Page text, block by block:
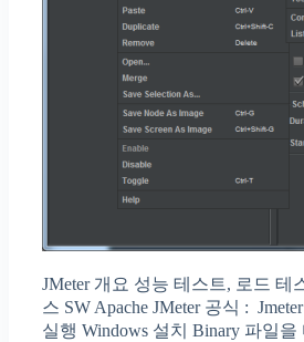
JMeter 개요 성능 테스트, 로드 테
스 SW Apache JMeter 공식 :
실행 Windows 설치 Binary 파일